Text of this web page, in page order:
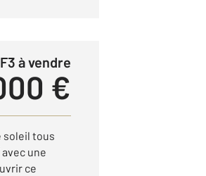
à vendre
€
soleil tous
une
ce